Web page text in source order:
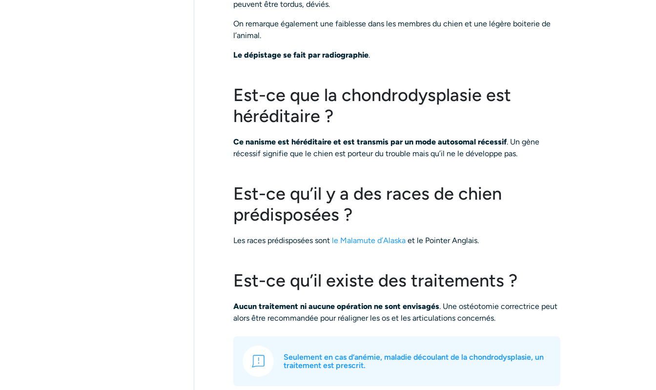
peuvent être tordus, déviés.
On remarque également une faiblesse dans les membres du chien et une légère boiterie de
l’animal.
Le dépistage se fait par radiographie.
Est-ce que la chondrodysplasie est
héréditaire ?
Ce nanisme est héréditaire et est transmis par un mode autosomal récessif. Un gène
récessif signifie que le chien est porteur du trouble mais qu’il ne le développe pas.
Est-ce qu’il y a des races de chien
prédisposées ?
Les races prédisposées sont le Malamute d’Alaska et le Pointer Anglais.
Est-ce qu’il existe des traitements ?
Aucun traitement ni aucune opération ne sont envisagés. Une ostéotomie correctrice peut
alors être recommandée pour réaligner les os et les articulations concernés.
Seulement en cas d’anémie, maladie découlant de la chondrodysplasie, un
traitement est prescrit.